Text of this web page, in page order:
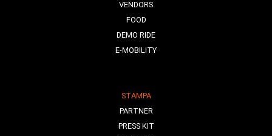
VENDORS
FOOD
DEMO RIDE
E-MOBILITY
STAMPA
PARTNER
PRESS KIT